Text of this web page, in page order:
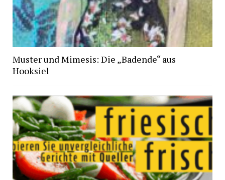
Muster und Mimesis: Die „Badende“ aus
Hooksiel